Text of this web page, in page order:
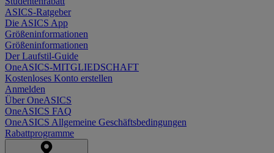
ASICS-Ratgeber
Die ASICS App
Größeninformationen
Größeninformationen
Der Laufstil-Guide
OneASICS-MITGLIEDSCHAFT
Kostenloses Konto erstellen
Anmelden
Über OneASICS
OneASICS FAQ
OneASICS Allgemeine Geschäftsbedingungen
Rabattprogramme